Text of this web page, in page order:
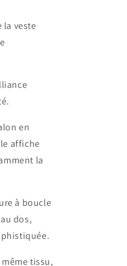
la veste
en
affiche
la
à boucle
dos,
tissu,